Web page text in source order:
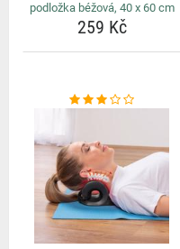
podložka béžová, 40 x 60 cm
259 Kč